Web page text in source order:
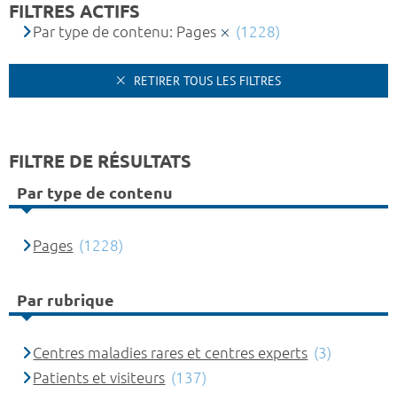
FILTRES ACTIFS
Par type de contenu: Pages (1228)
RETIRER TOUS LES FILTRES
FILTRE DE RÉSULTATS
Par type de contenu
Pages (1228)
Par rubrique
Centres maladies rares et centres experts (3)
Patients et visiteurs (137)